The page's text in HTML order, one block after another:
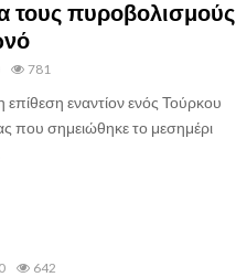
τους πυροβολισμούς
781
εναντίον ενός Τούρκου
που σημειώθηκε το μεσημέρι
0 642